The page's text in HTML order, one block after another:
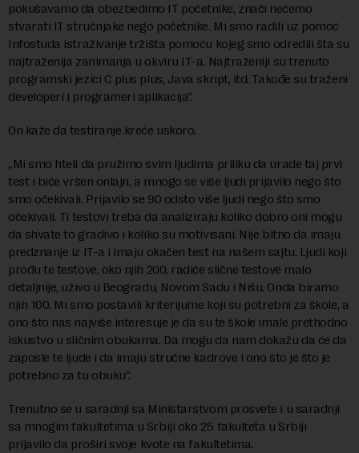
pokušavamo da obezbedimo IT početnike, znači nećemo
stvarati IT stručnjake nego početnike. Mi smo radili uz pomoć
Infostuda istraživanje tržišta pomoću kojeg smo odredili šta su
najtraženija zanimanja u okviru IT-a. Najtraženiji su trenuto
programski jezici C plus plus, Java skript, itd. Takođe su traženi
developeri i programeri aplikacija“.
On kaže da testiranje kreće uskoro.
„Mi smo hteli da pružimo svim ljudima priliku da urade taj prvi
test i biće vršen onlajn, a mnogo se više ljudi prijavilo nego što
smo očekivali. Prijavilo se 90 odsto više ljudi nego što smo
očekivali. Ti testovi treba da analiziraju koliko dobro oni mogu
da shvate to gradivo i koliko su motivisani. Nije bitno da imaju
predznanje iz IT-a i imaju okačen test na našem sajtu. Ljudi koji
prođu te testove, oko njih 200, radiće slične testove malo
detaljnije, uživo u Beogradu, Novom Sadu i Nišu. Onda biramo
njih 100. Mi smo postavili kriterijume koji su potrebni za škole, a
ono što nas najviše interesuje je da su te škole imale prethodno
iskustvo u sličnim obukama. Da mogu da nam dokažu da će da
zaposle te ljude i da imaju stručne kadrove i ono što je što je
potrebno za tu obuku“.
Trenutno se u saradnji sa Ministarstvom prosvete i u saradnji
sa mnogim fakultetima u Srbiji oko 25 fakulteta u Srbiji
prijavilo da proširi svoje kvote na fakultetima.